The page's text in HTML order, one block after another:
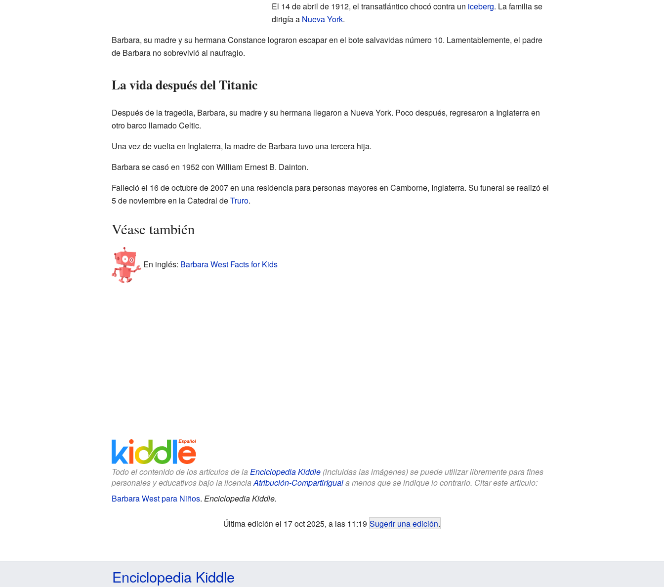
El 14 de abril de 1912, el transatlántico chocó contra un iceberg. La familia se
dirigía a Nueva York.
Barbara, su madre y su hermana Constance lograron escapar en el bote salvavidas número 10. Lamentablemente, el padre
de Barbara no sobrevivió al naufragio.
La vida después del Titanic
Después de la tragedia, Barbara, su madre y su hermana llegaron a Nueva York. Poco después, regresaron a Inglaterra en
otro barco llamado Celtic.
Una vez de vuelta en Inglaterra, la madre de Barbara tuvo una tercera hija.
Barbara se casó en 1952 con William Ernest B. Dainton.
Falleció el 16 de octubre de 2007 en una residencia para personas mayores en Camborne, Inglaterra. Su funeral se realizó el
5 de noviembre en la Catedral deTruro.
Véase también
En inglés: Barbara West Facts for Kids
Todo el contenido de los artículos de la Enciclopedia Kiddle(incluidas las imágenes) se puede utilizar libremente para fines
personales y educativos bajo la licenciaAtribución-CompartirIguala menos que se indique lo contrario. Citar este artículo:
Barbara West para Niños. Enciclopedia Kiddle.
Última edición el 17 oct 2025, a las 11:19 Sugerir una edición.
Enciclopedia Kiddle